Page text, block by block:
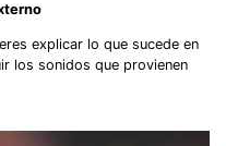
explicar lo que sucede en
los sonidos que provienen